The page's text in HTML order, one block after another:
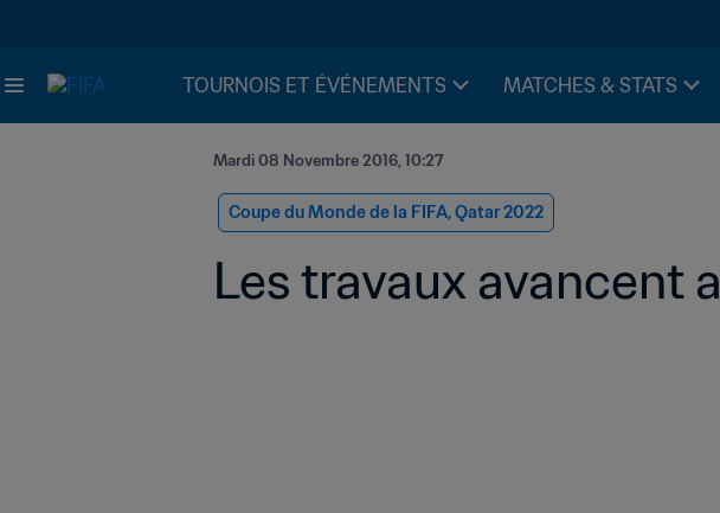
TOURNOIS ET ÉVÉNEMENTS MATCHES & STATS
Mardi 08 Novembre 2016, 10:27
Coupe du Monde de la FIFA, Qatar 2022
Les travaux avancent